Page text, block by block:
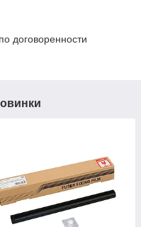
договоренности